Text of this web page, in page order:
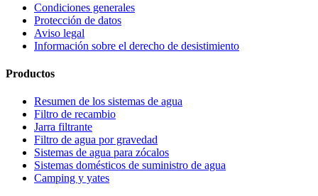
Condiciones generales
Protección de datos
Aviso legal
Información sobre el derecho de desistimiento
Productos
Resumen de los sistemas de agua
Filtro de recambio
Jarra filtrante
Filtro de agua por gravedad
Sistemas de agua para zócalos
Sistemas domésticos de suministro de agua
Camping y yates